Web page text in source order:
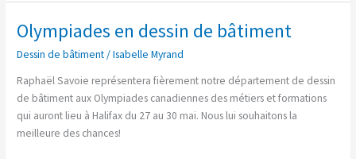
Olympiades en dessin de bâtiment
Dessin de bâtiment/Isabelle Myrand
Raphaël Savoie représentera fièrement notre département de dessin
de bâtiment aux Olympiades canadiennes des métiers et formations
qui auront lieu à Halifax du 27 au 30 mai. Nous lui souhaitons la
meilleure des chances!
Olympiades
dessin
de
bâtiment